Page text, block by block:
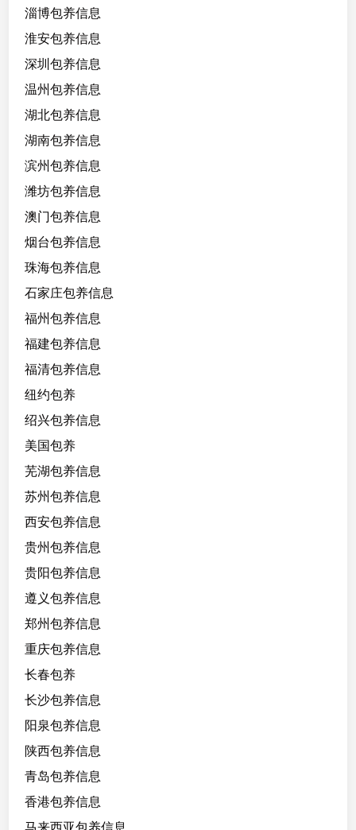
淄博包养信息
淮安包养信息
深圳包养信息
温州包养信息
湖北包养信息
湖南包养信息
滨州包养信息
潍坊包养信息
澳门包养信息
烟台包养信息
珠海包养信息
石家庄包养信息
福州包养信息
福建包养信息
福清包养信息
纽约包养
绍兴包养信息
美国包养
芜湖包养信息
苏州包养信息
西安包养信息
贵州包养信息
贵阳包养信息
遵义包养信息
郑州包养信息
重庆包养信息
长春包养
长沙包养信息
阳泉包养信息
陕西包养信息
青岛包养信息
香港包养信息